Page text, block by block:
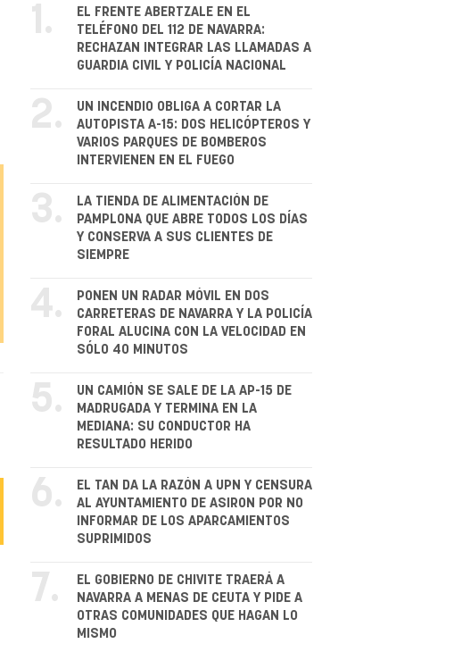
1.
EL FRENTE ABERTZALE EN EL
TELÉFONO DEL 112 DE NAVARRA:
RECHAZAN INTEGRAR LAS LLAMADAS A
GUARDIA CIVIL Y POLICÍA NACIONAL
2.
UN INCENDIO OBLIGA A CORTAR LA
AUTOPISTA A-15: DOS HELICÓPTEROS Y
VARIOS PARQUES DE BOMBEROS
INTERVIENEN EN EL FUEGO
3.
LA TIENDA DE ALIMENTACIÓN DE
PAMPLONA QUE ABRE TODOS LOS DÍAS
Y CONSERVA A SUS CLIENTES DE
SIEMPRE
4.
PONEN UN RADAR MÓVIL EN DOS
CARRETERAS DE NAVARRA Y LA POLICÍA
FORAL ALUCINA CON LA VELOCIDAD EN
SÓLO 40 MINUTOS
5.
UN CAMIÓN SE SALE DE LA AP-15 DE
MADRUGADA Y TERMINA EN LA
MEDIANA: SU CONDUCTOR HA
RESULTADO HERIDO
6.
EL TAN DA LA RAZÓN A UPN Y CENSURA
AL AYUNTAMIENTO DE ASIRON POR NO
INFORMAR DE LOS APARCAMIENTOS
SUPRIMIDOS
7.
EL GOBIERNO DE CHIVITE TRAERÁ A
NAVARRA A MENAS DE CEUTA Y PIDE A
OTRAS COMUNIDADES QUE HAGAN LO
MISMO